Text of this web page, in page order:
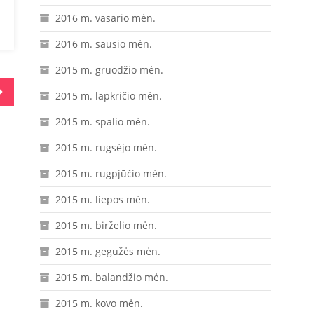
2016 m. vasario mėn.
2016 m. sausio mėn.
2015 m. gruodžio mėn.
2015 m. lapkričio mėn.
2015 m. spalio mėn.
2015 m. rugsėjo mėn.
2015 m. rugpjūčio mėn.
2015 m. liepos mėn.
2015 m. birželio mėn.
2015 m. gegužės mėn.
2015 m. balandžio mėn.
2015 m. kovo mėn.